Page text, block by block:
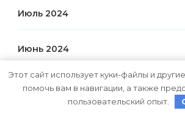
Июль 2024
Июнь 2024
Этот сайт использует куки-файлы и
помочь вам в навигации, а также
пользовательский опыт.